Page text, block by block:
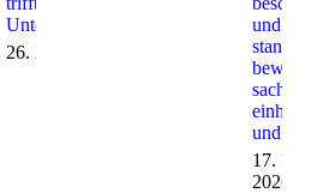
Unterstützung
26. März 2026
und
bewerten –
einheitlich
und
17. März
2026